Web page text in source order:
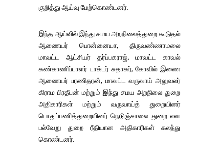
குறித்து ஆய்வு மேற்கொண்டனர்.
இந்த ஆய்வில் இந்து சமய அறநிலைத்துறை கூடுதல்
ஆணையர் பொன்னையா, திருவண்ணாமலை
மாவட்ட ஆட்சியர் தர்ப்பகராஜ், மாவட்ட காவல்
கண்காணிப்பாளர் டாக்டர் சுதாகர், கோவில் இணை
ஆணையர் பரணிதரன், மாவட்ட வருவாய் அலுவலர்
கிராம பிரதீபன் மற்றும் இந்து சமய அறநிலை துறை
அதிகாரிகள் மற்றும் வருவாய்த் துறையினர்
பொதுப்பணித்துறையினர் நெடுஞ்சாலை துறை என
பல்வேறு துறை ரீதியான அதிகாரிகள் கலந்து
கொண்டனர்.